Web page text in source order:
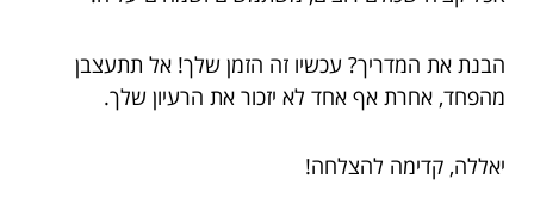
הבנת את המדריך? עכשיו זה הזמן שלך! אל תתעצבן
מהפחד, אחרת אף אחד לא יזכור את הרעיון שלך.
יאללה, קדימה להצלחה!